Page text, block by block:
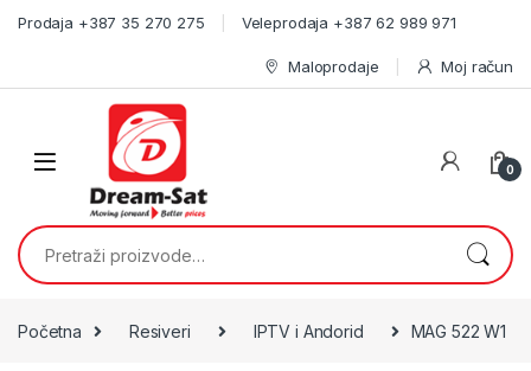
Prodaja +387 35 270 275 Veleprodaja +387 62 989 971
Maloprodaje Moj račun
0
Pretraži:
Početna Resiveri IPTV i Andorid MAG 522 W1